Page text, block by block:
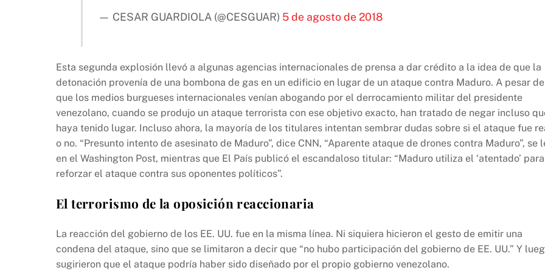
— CESAR GUARDIOLA (@CESGUAR) 5 de agosto de 2018
Esta segunda explosión llevó a algunas agencias internacionales de prensa a dar crédito a la idea de que la
detonación provenía de una bombona de gas en un edificio en lugar de un ataque contra Maduro. A pesar de
que los medios burgueses internacionales venían abogando por el derrocamiento militar del presidente
venezolano, cuando se produjo un ataque terrorista con ese objetivo exacto, han tratado de negar incluso
haya tenido lugar. Incluso ahora, la mayoría de los titulares intentan sembrar dudas sobre si el ataque fue
o no. “Presunto intento de asesinato de Maduro”, dice CNN, “Aparente ataque de drones contra Maduro”, se
en el Washington Post, mientras que El País publicó el escandaloso titular: “Maduro utiliza el ‘atentado’ para
reforzar el ataque contra sus oponentes políticos”.
El terrorismo de la oposición reaccionaria
La reacción del gobierno de los EE. UU. fue en la misma línea. Ni siquiera hicieron el gesto de emitir una
condena del ataque, sino que se limitaron a decir que “no hubo participación del gobierno de EE. UU.” Y
sugirieron que el ataque podría haber sido diseñado por el propio gobierno venezolano.